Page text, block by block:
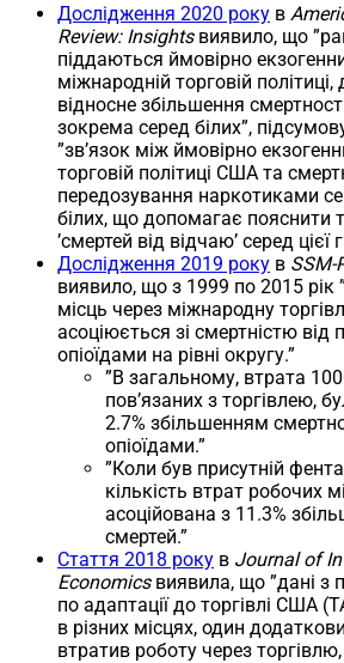
Дослідження 2020 року в
Review: Insightsвиявило, що
піддаються ймовірно
міжнародній торговій
відносне збільшення
зокрема серед білих”,
”зв’язок між ймовірно
торговій політиці США та
передозування наркотиками
білих, що допомагає пояснити
’смертей від відчаю’ серед цієї
Дослідження 2019 року в SSM-
виявило, що з 1999 по 2015 рік
місць через міжнародну
асоціюється зі смертністю від
опіоїдами на рівні округу.”
”В загальному, втрата
пов’язаних з торгівлею,
2.7% збільшенням
опіоїдами.”
”Коли був присутній
кількість втрат робочих
асоційована з 11.3%
смертей.”
Стаття 2018 року в Journal of
Economicsвиявила, що ”дані з
по адаптації до торгівлі США
в різних місцях, один
втратив роботу через